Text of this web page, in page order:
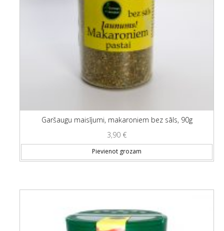
Garšaugu maisījumi, makaroniem bez sāls, 90g
3,90 €
Pievienot grozam